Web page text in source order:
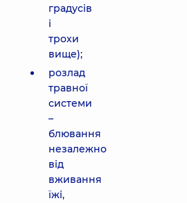
градусів
і
трохи
вище);
розлад
травної
системи
–
блювання
незалежно
від
вживання
їжі,